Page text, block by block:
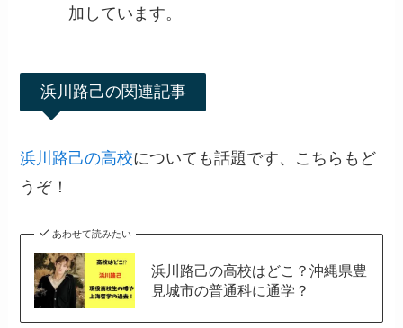
加しています。
浜川路己の関連記事
浜川路己の高校についても話題です、こちらもど
うぞ！
あわせて読みたい
浜川路己の高校はどこ？沖縄県豊
見城市の普通科に通学？